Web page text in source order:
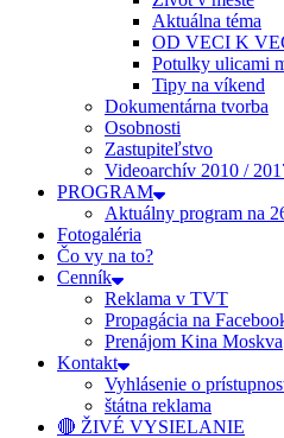
Aktuálna téma
OD VECI K
Potulky ulicami
Tipy na víkend
Dokumentárna tvorba
Osobnosti
Zastupiteľstvo
Videoarchív 2010 /
PROGRAM
Aktuálny program na
Fotogaléria
Čo vy na to?
Cenník
Reklama v TVT
Propagácia na
Prenájom Kina Moskva
Kontakt
Vyhlásenie o
štátna reklama
🔴 ŽIVÉ VYSIELANIE